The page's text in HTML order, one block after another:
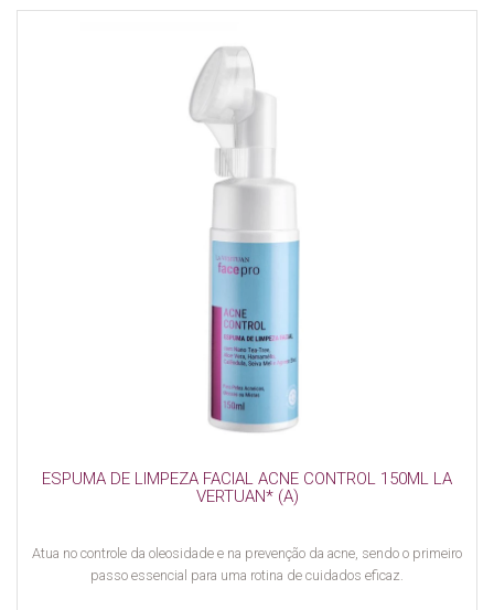
ESPUMA DE LIMPEZA FACIAL ACNE CONTROL 150ML LA
VERTUAN* (A)
Atua no controle da oleosidade e na prevenção da acne, sendo o primeiro
passo essencial para uma rotina de cuidados eficaz.